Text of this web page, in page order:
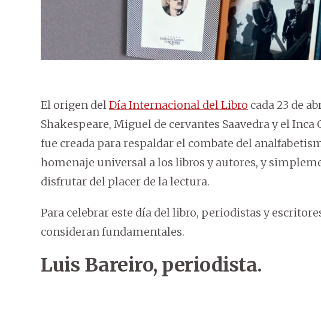
El origen delDía Internacional del Libro cada 23 de
Shakespeare, Miguel de cervantes Saavedra y el Inca
fue creada para respaldar el combate del
homenaje universal a los libros y autores, y
disfrutar del placer de la lectura.
Para celebrar este día del libro, periodistas y
consideran fundamentales.
Luis Bareiro, periodista.